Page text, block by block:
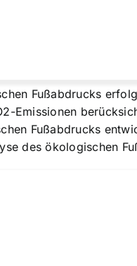
Fußabdrucks
Emissionen
Fußabdrucks
des ökologischen